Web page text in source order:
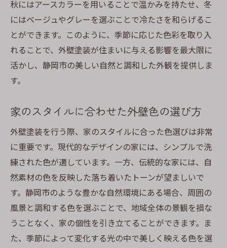
秋にはアースカラーを用いることで温かみを持たせ、冬
にはベージュやグレーを選ぶことで冷たさを和らげるこ
とができます。このように、季節に応じた色彩を取り入
れることで、外壁塗装が住まいに与える影響を最大限に
活かし、静岡市の美しい自然と調和した外観を提供しま
す。
家のスタイルに合わせた外壁色の選び方
外壁塗装を行う際、家のスタイルに合った色選びは非常
に重要です。現代的なデザインの家には、シンプルで洗
練された色が適しています。一方、伝統的な家には、自
然素材の色を反映した落ち着いたトーンが望ましいで
す。静岡市のような豊かな自然環境にある場合、周囲の
風景と調和する色を選ぶことで、地域全体の景観を損な
うことなく、家の個性を引き立てることができます。ま
た、季節によって変化する光の中で美しく映える色を選